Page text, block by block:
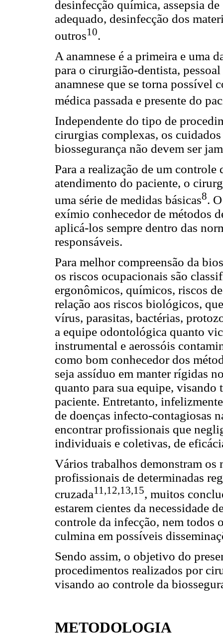
desinfecção química, assepsia
adequado, desinfecção dos
outros10.
A anamnese é a primeira e uma
para o cirurgião-dentista,
anamnese que se torna possível
médica passada e presente do
Independente do tipo de
cirurgias complexas, os
biossegurança não devem ser
Para a realização de um
atendimento do paciente, o
uma série de medidas básicas8.
exímio conhecedor de métodos
aplicá-los sempre dentro das
responsáveis.
Para melhor compreensão da
os riscos ocupacionais são
ergonômicos, químicos, riscos
relação aos riscos biológicos,
vírus, parasitas, bactérias,
a equipe odontológica quanto
instrumental e aerossóis
como bom conhecedor dos
seja assíduo em manter rígidas
quanto para sua equipe, visando
paciente. Entretanto,
de doenças infecto-contagiosas
encontrar profissionais que
individuais e coletivas, de
Vários trabalhos demonstram os
profissionais de determinadas
cruzada11,12,13,15, muitos
estarem cientes da necessidade
controle da infecção, nem todos
culmina em possíveis
Sendo assim, o objetivo do
procedimentos realizados por
visando ao controle da
METODOLOGIA